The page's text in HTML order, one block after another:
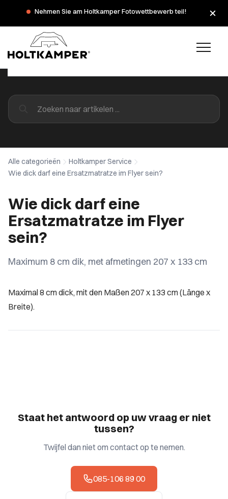
Nehmen Sie am Holtkamper Fotowettbewerb teil!
Alle categorieën
Holtkamper Service
Wie dick darf eine Ersatzmatratze im Flyer sein?
Wie dick darf eine
Ersatzmatratze im Flyer
sein?
Maximum 8 cm dik, met afmetingen 207 x 133 cm
Maximal 8 cm dick, mit den Maßen 207 x 133 cm (Länge x
Breite).
Staat het antwoord op uw vraag er niet
tussen?
Twijfel dan niet om contact op te nemen.
085-106 89 00